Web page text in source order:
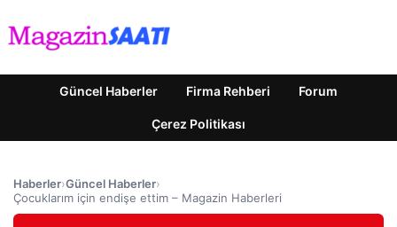
Güncel Haberler Firma Rehberi Forum
Çerez Politikası
Haberler›Güncel Haberler›
Çocuklarım için endişe ettim – Magazin Haberleri